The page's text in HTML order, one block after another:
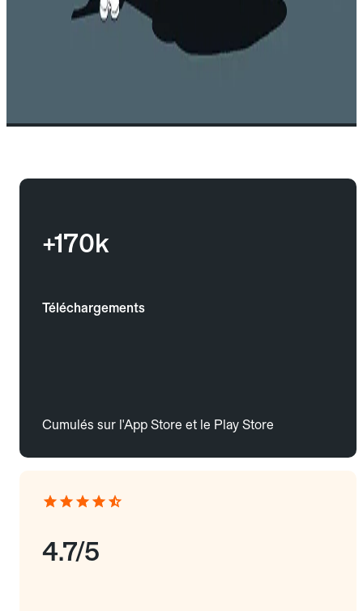
+170k
Téléchargements
Cumulés sur l'App Store et le Play Store
4.7/5